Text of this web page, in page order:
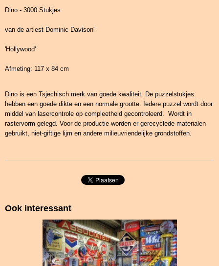
Dino - 3000 Stukjes
van de artiest Dominic Davison'
'Hollywood'
Afmeting: 117 x 84 cm
Dino is een Tsjechisch merk van goede kwaliteit. De puzzelstukjes
hebben een goede dikte en een normale grootte. Iedere puzzel wordt door
middel van lasercontrole op compleetheid gecontroleerd. Wordt in
rastervorm gelegd. Voor de productie worden er gerecyclede materialen
gebruikt, niet-giftige lijm en andere milieuvriendelijke grondstoffen.
Ook interessant